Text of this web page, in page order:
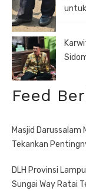
Feed
Masjid Darussalam
Tekankan
DLH Provinsi
Sungai Way Ratai